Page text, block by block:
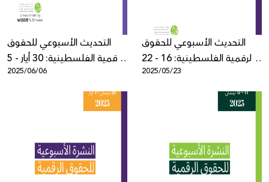
التحديث الأسبوعي للحقوق
الرقمية الفلسطينية: 30 أيار - 5
حزيران
2025/06/06
التحديث الأسبوعي للحقوق
الرقمية الفلسطينية: 16 - 22
أيار
2025/05/23